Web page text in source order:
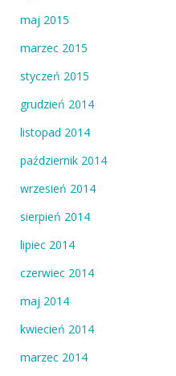
maj 2015
marzec 2015
styczeń 2015
grudzień 2014
listopad 2014
październik 2014
wrzesień 2014
sierpień 2014
lipiec 2014
czerwiec 2014
maj 2014
kwiecień 2014
marzec 2014